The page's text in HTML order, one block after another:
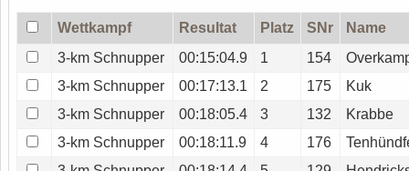
Wettkampf Resultat Platz SNr
Name
3-km Schnupper
00:15:04.9 1 154
3-km Schnupper
00:17:13.1 2 175
Kuk
3-km Schnupper
00:18:05.4 3 132
Krabbe
3-km Schnupper
00:18:11.9 4 176